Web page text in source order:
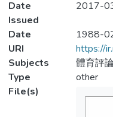
Date
Issued
2017-
Date
1988-
URI
https://
Subjects
體育評
Type
other
File(s)